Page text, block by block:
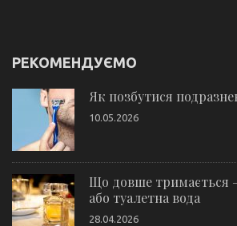
РЕКОМЕНДУЄМО
Як позбутися
10.05.2026
Що довше тримається
або туалетна вода
28.04.2026